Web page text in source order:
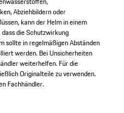
Abziehbildern oder
kann der Helm in einem
die Schutzwirkung
sollte in regelmäßigen Abständen
werden. Bei Unsicherheiten
weiterhelfen. Für die
Originalteile zu verwenden.
Fachhändler.